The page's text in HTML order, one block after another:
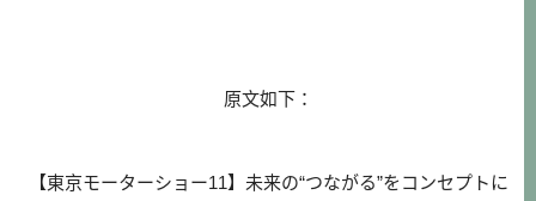
原文如下：
【東京モーターショー11】未来の“つながる”をコンセプトに